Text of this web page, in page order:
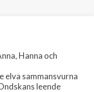
Hanna och
elva sammansvurna
leende